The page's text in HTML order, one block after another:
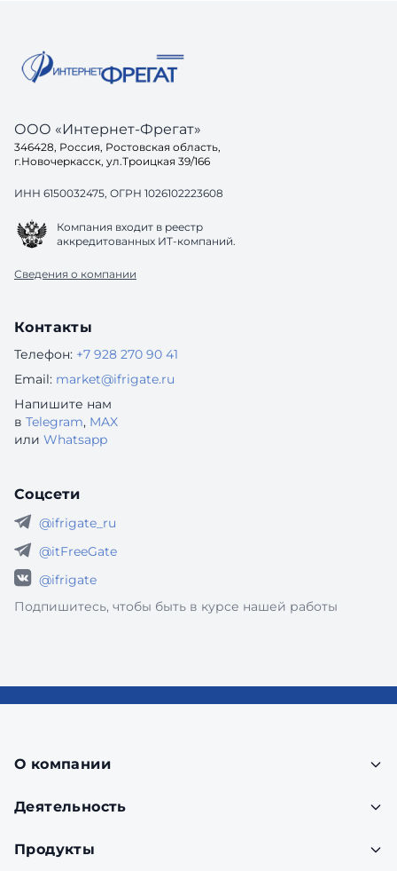
ООО «Интернет-Фрегат»
346428, Россия, Ростовская область,
г.Новочеркасск, ул.Троицкая 39/166
ИНН 6150032475, ОГРН 1026102223608
Компания входит в реестр
аккредитованных ИТ-компаний.
Сведения о компании
Контакты
Телефон: +7 928 270 90 41
Email: market@ifrigate.ru
Напишите нам
в Telegram, MAX
или Whatsapp
Соцсети
@ifrigate_ru
@itFreeGate
@ifrigate
Подпишитесь, чтобы быть в курсе нашей работы
О компании
Деятельность
Продукты